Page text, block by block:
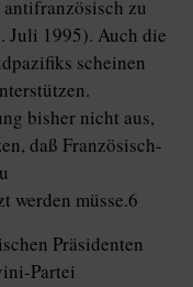
zu
Juli 1995). Auch die
scheinen
bisher nicht aus,
daß Französisch-
werden müsse.6
Präsidenten
Partei